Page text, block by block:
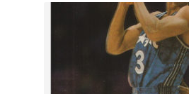
décroissant